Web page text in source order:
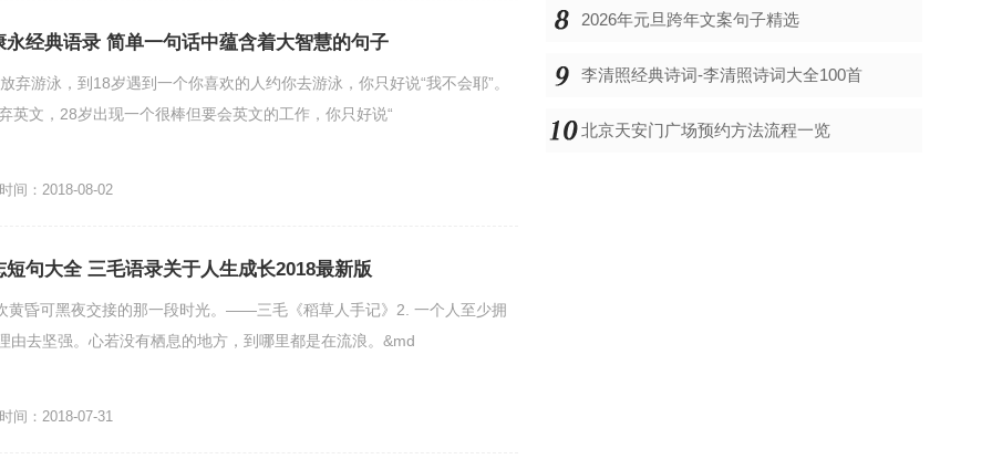
经典语录 简单一句话中蕴含着大智慧的句子
弃游泳，到18岁遇到一个你喜欢的人约你去游泳，你只好说“我不会耶”。
英文，28岁出现一个很棒但要会英文的工作，你只好说“
间：2018-08-02
句大全 三毛语录关于人生成长2018最新版
黄昏可黑夜交接的那一段时光。——三毛《稻草人手记》2. 一个人至少拥
由去坚强。心若没有栖息的地方，到哪里都是在流浪。&md
间：2018-07-31
2026年元旦跨年文案句子精选
李清照经典诗词-李清照诗词大全100首
北京天安门广场预约方法流程一览